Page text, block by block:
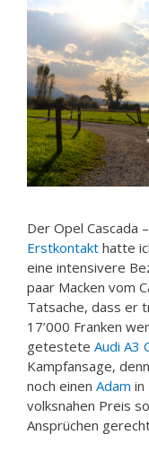
Der Opel Cascada
Erstkontakt hatte
eine intensivere
paar Macken vom
Tatsache, dass er
17’000 Franken
getestete Audi A3
Kampfansage,
noch einen Adam in
volksnahen Preis
Ansprüchen